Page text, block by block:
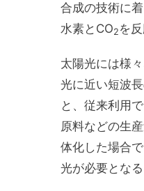
合成の技術に
水素とCO2 を
太陽光には様
光に近い短波
と、従来利用
原料などの生
体化した場合
光が必要となる